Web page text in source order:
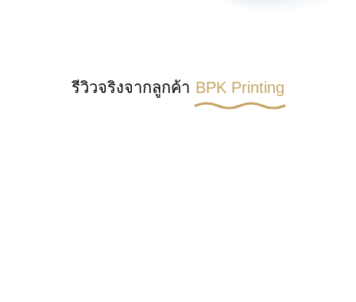
รีวิวจริงจากลูกค้า BPK Printing